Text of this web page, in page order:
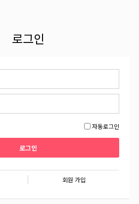
로그인
자동로그인
회원 가입